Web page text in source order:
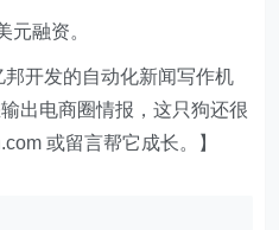
元融资。
邦开发的自动化新闻写作机
出电商圈情报，这只狗还很
或留言帮它成长。】